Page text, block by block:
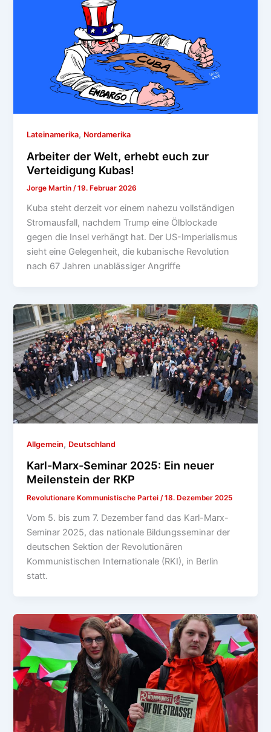
Lateinamerika, Nordamerika
Arbeiter der Welt, erhebt euch zur
Verteidigung Kubas!
Jorge Martin/19. Februar 2026
Kuba steht derzeit vor einem nahezu vollständigen
Stromausfall, nachdem Trump eine Ölblockade
gegen die Insel verhängt hat. Der US-Imperialismus
sieht eine Gelegenheit, die kubanische Revolution
nach 67 Jahren unablässiger Angriffe
Allgemein, Deutschland
Karl-Marx-Seminar 2025: Ein neuer
Meilenstein der RKP
Revolutionare Kommunistische Partei/18. Dezember 2025
Vom 5. bis zum 7. Dezember fand das Karl-Marx-
Seminar 2025, das nationale Bildungsseminar der
deutschen Sektion der Revolutionären
Kommunistischen Internationale (RKI), in Berlin
statt.